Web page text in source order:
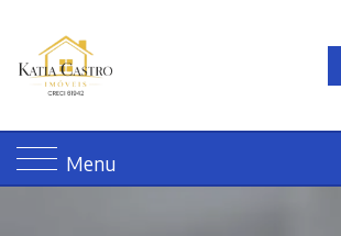
Menu